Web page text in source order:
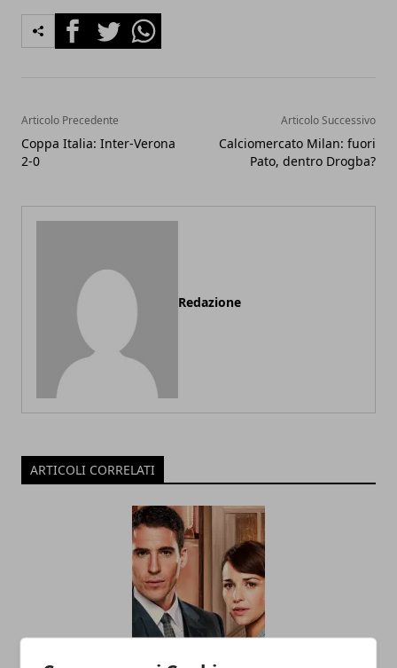
FacebookTwitterWhatsapp
Articolo Precedente
Coppa Italia: Inter-Verona
2-0
Articolo Successivo
Calciomercato Milan: fuori
Pato, dentro Drogba?
Redazione
ARTICOLI CORRELATI